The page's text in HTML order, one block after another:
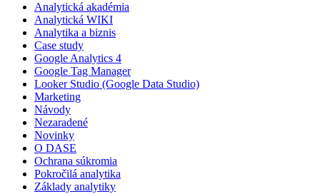
Analytická akadémia
Analytická WIKI
Analytika a biznis
Case study
Google Analytics 4
Google Tag Manager
Looker Studio (Google Data Studio)
Marketing
Návody
Nezaradené
Novinky
O DASE
Ochrana súkromia
Pokročilá analytika
Základy analytiky